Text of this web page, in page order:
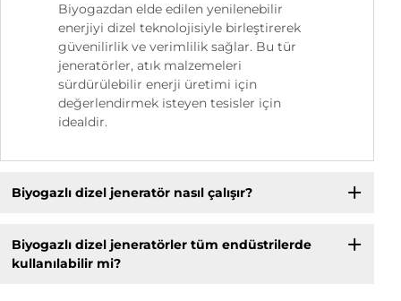
Biyogazdan elde edilen yenilenebilir
enerjiyi dizel teknolojisiyle birleştirerek
güvenilirlik ve verimlilik sağlar. Bu tür
jeneratörler, atık malzemeleri
sürdürülebilir enerji üretimi için
değerlendirmek isteyen tesisler için
idealdir.
Biyogazlı dizel jeneratör nasıl çalışır?
Biyogazlı dizel jeneratörler tüm endüstrilerde
kullanılabilir mi?